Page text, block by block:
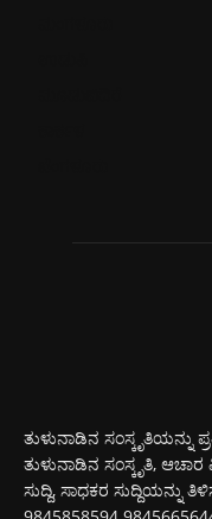
ತುಳುನಾಡಿನ ಸಂಸ್ಕೃತಿಯನ್ನು
ತುಳುನಾಡಿನ ಸಂಸ್ಕೃತಿ, ಆಚಾರ
ಸುದ್ದಿ, ಸಾಧಕರ ಸುದ್ದಿಯನ್ನು